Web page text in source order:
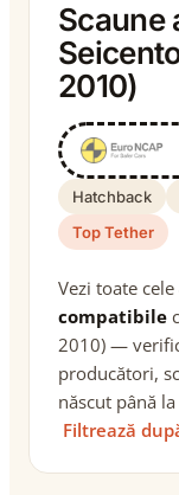
Scaune
2010)
Hatchback
Top Tether
Vezi toate cele
compatibile
2010) —
producători,
născut până
Filtrează